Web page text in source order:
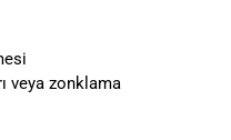
veya zonklama